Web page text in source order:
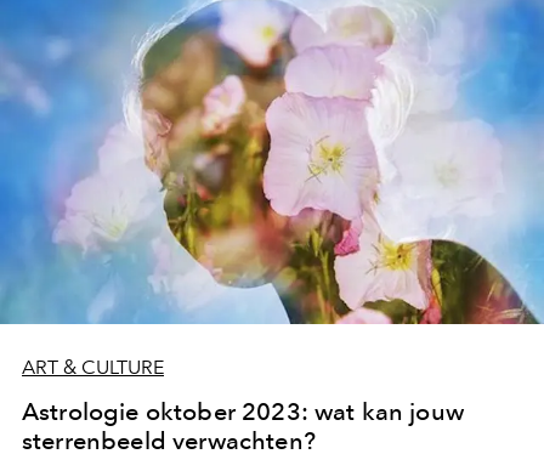
ART & CULTURE
Astrologie oktober 2023: wat kan jouw
sterrenbeeld verwachten?